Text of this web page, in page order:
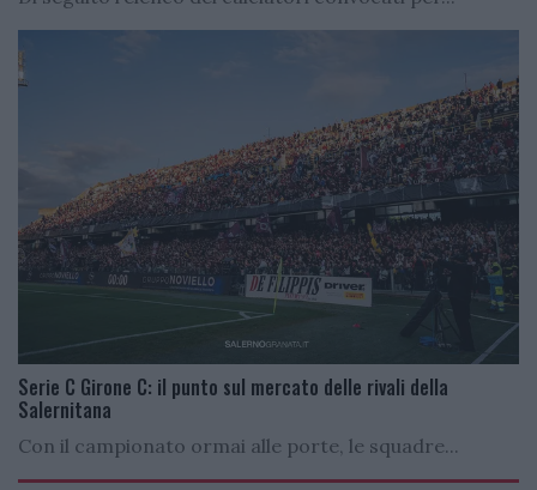
Serie C Girone C: il punto sul mercato delle rivali della
Salernitana
Con il campionato ormai alle porte, le squadre...